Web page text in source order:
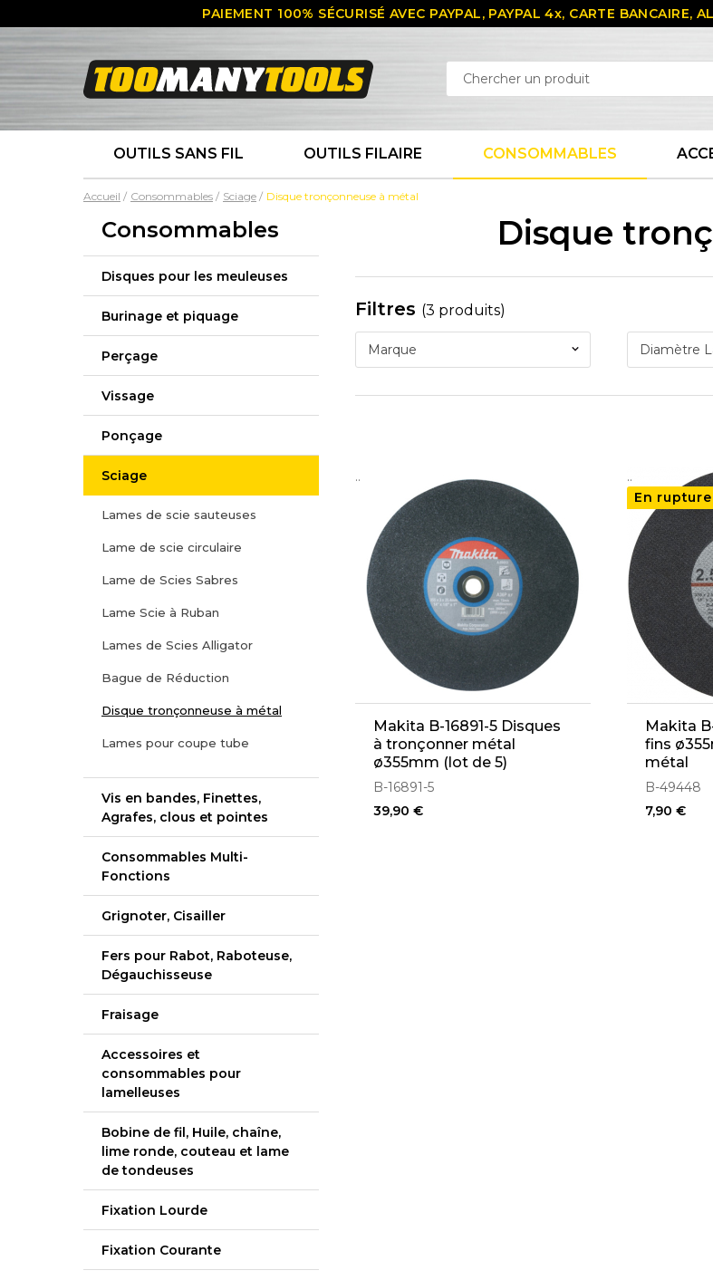
PAIEMENT 100% SÉCURISÉ AVEC PAYPAL, PAYPAL 4x, CARTE BANCAIRE,
OUTILS SANS FIL OUTILS FILAIRE CONSOMMABLES
Accueil Consommables Sciage Disque tronçonneuse à métal
Consommables
Disques pour les meuleuses
Burinage et piquage
Perçage
Vissage
Ponçage
Sciage
Lames de scie sauteuses
Lame de scie circulaire
Lame de Scies Sabres
Lame Scie à Ruban
Lames de Scies Alligator
Bague de Réduction
Disque tronçonneuse à métal
Lames pour coupe tube
Vis en bandes, Finettes,
Agrafes, clous et pointes
Consommables Multi-
Fonctions
Grignoter, Cisailler
Fers pour Rabot, Raboteuse,
Dégauchisseuse
Fraisage
Accessoires et
consommables pour
lamelleuses
Bobine de fil, Huile, chaîne,
lime ronde, couteau et lame
de tondeuses
Fixation Lourde
Fixation Courante
Disque
Filtres (3 produits)
Marque Diamètre
..
Makita B-16891-5 Disques
à tronçonner métal
ø355mm (lot de 5)
B-16891-5
39,90 €
..
En
Makita
fins
métal
B-49448
7,90 €